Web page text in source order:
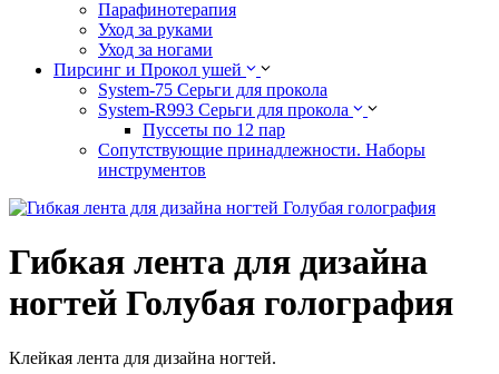
Парафинотерапия
Уход за руками
Уход за ногами
Пирсинг и Прокол ушей
System-75 Серьги для прокола
System-R993 Серьги для прокола
Пуссеты по 12 пар
Cопутствующие принадлежности. Наборы
инструментов
Гибкая лента для дизайна
ногтей Голубая голография
Клейкая лента для дизайна ногтей.